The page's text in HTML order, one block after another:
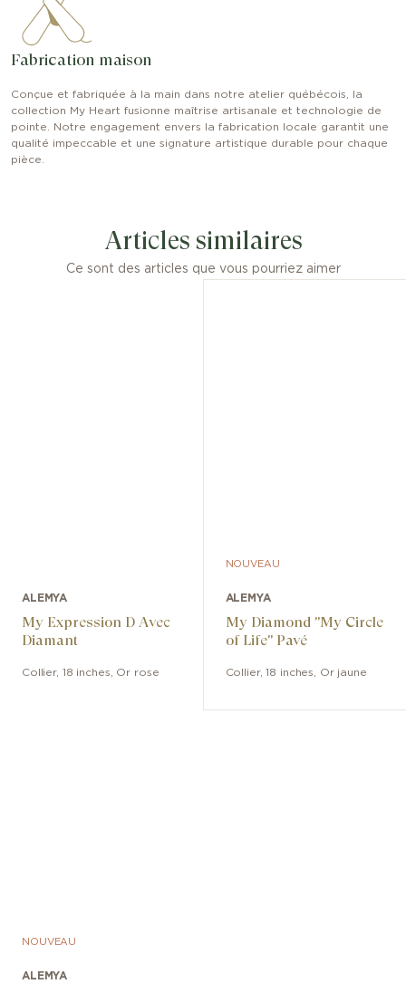
Fabrication maison
Conçue et fabriquée à la main dans notre atelier québécois, la
collection My Heart fusionne maîtrise artisanale et technologie de
pointe. Notre engagement envers la fabrication locale garantit une
qualité impeccable et une signature artistique durable pour chaque
pièce.
Articles similaires
Ce sont des articles que vous pourriez aimer
ALEMYA
My Expression D Avec
Diamant
Collier, 18 inches, Or rose
NOUVEAU
ALEMYA
My Diamond "My Circle
of Life" Pavé
Collier,18 inches, Or jaune
NOUVEAU
ALEMYA